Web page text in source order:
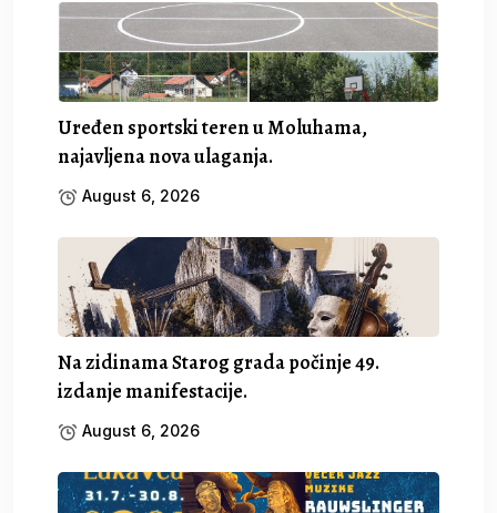
Uređen sportski teren u Moluhama,
najavljena nova ulaganja.
August 6, 2026
Na zidinama Starog grada počinje 49.
izdanje manifestacije.
August 6, 2026